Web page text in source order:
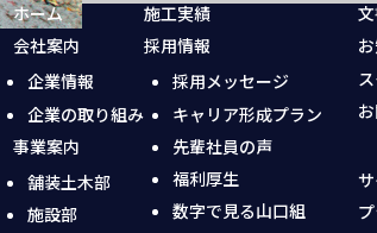
ホーム
会社案内
企業情報
企業の取り組み
事業案内
舗装土木部
施設部
施工実績
採用情報
採用メッセージ
キャリア形成プラン
先輩社員の声
福利厚生
数字で見る山口組